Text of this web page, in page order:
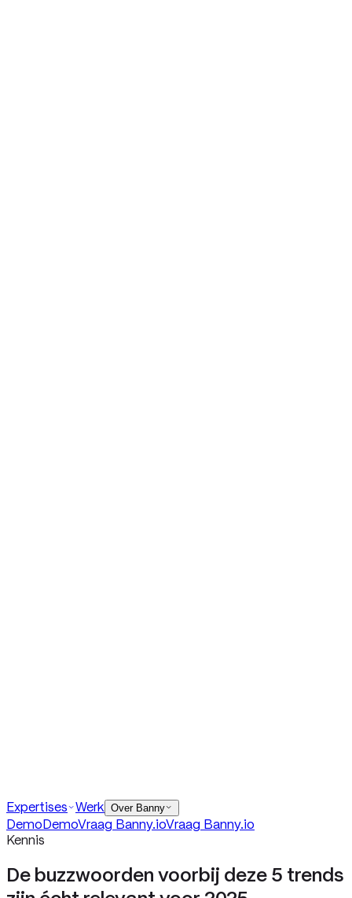
info@banny.io
Expertises Werk Over Banny
DemoDemoVraag Banny.ioVraag Banny.io
Kennis
De buzzwoorden voorbij deze 5 trends